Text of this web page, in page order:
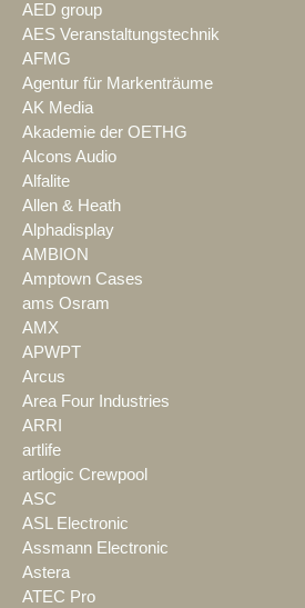
AED group
AES Veranstaltungstechnik
AFMG
Agentur für Markenträume
AK Media
Akademie der OETHG
Alcons Audio
Alfalite
Allen & Heath
Alphadisplay
AMBION
Amptown Cases
ams Osram
AMX
APWPT
Arcus
Area Four Industries
ARRI
artlife
artlogic Crewpool
ASC
ASL Electronic
Assmann Electronic
Astera
ATEC Pro